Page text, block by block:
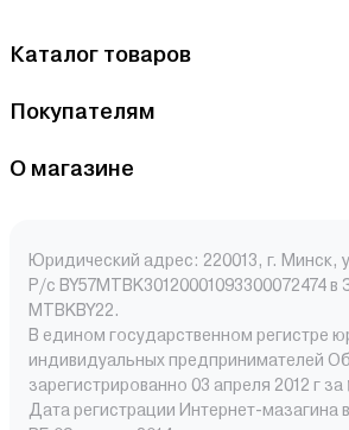
Каталог товаров
Покупателям
О магазине
Юридический адрес: 220013, г. Минск,
Р/с BY57MTBK30120001093300072474
MTBKBY22.
В едином государственном регистре
индивидуальных предпринимателей
зарегистрированно 03 апреля 2012 г
Дата регистрации Интернет-мазагина